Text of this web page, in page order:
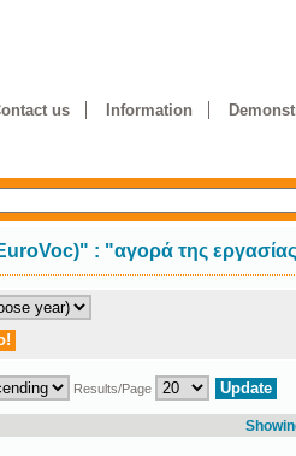
us Information
" : "αγορά της
Results/Page